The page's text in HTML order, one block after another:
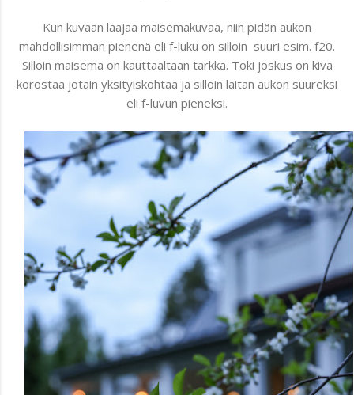
Kun kuvaan laajaa maisemakuvaa, niin pidän aukon
mahdollisimman pienenä eli f-luku on silloin suuri esim. f20.
Silloin maisema on kauttaaltaan tarkka. Toki joskus on kiva
korostaa jotain yksityiskohtaa ja silloin laitan aukon suureksi
eli f-luvun pieneksi.